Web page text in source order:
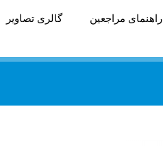
راهنمای مراجعین گالری تصاویر